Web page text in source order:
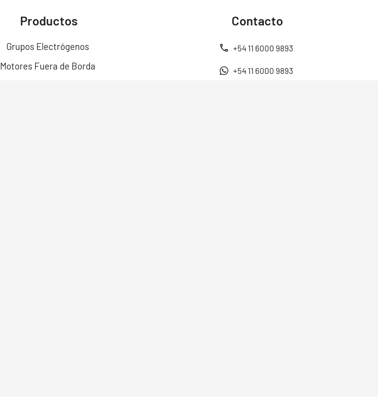
Productos
Grupos Electrógenos
Motores Fuera de Borda
Contacto
+54 11 6000 9893
+54 11 6000 9893